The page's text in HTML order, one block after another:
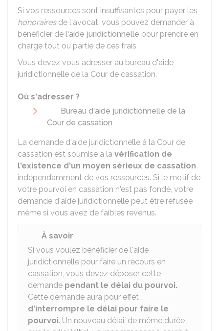
Si vos ressources sont insuffisantes pour payer les
honorairesde l'avocat, vous pouvez demander à
bénéficier de l'aide juridictionnelle pour prendre en
charge tout ou partie de ces frais.
Vous devez vous adresser au bureau d'aide
juridictionnelle de la Cour de cassation.
Où s'adresser ?
Bureau d'aide juridictionnelle de la
Cour de cassation
La demande d'aide juridictionnelle à la Cour de
cassation est soumise à la vérification de
l'existence d'un moyen sérieux de cassation
indépendamment de vos ressources. Si le motif de
votre pourvoi en cassation n'est pas fondé, votre
demande d'aide juridictionnelle peut être refusée
même si vous avez de faibles revenus.
À savoir
Si vous voulez bénéficier de l'aide
juridictionnelle pour faire un recours en
cassation, vous devez déposer cette
demande pendant le délai du pourvoi.
Cette demande aura pour effet
d'interrompre le délai pour faire le
pourvoi. Un nouveau délai, de même durée